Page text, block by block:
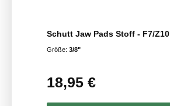
Schutt Jaw Pads Stoff - F7/Z10
Größe: 3/8"
Regulärer Preis:
18,95 €